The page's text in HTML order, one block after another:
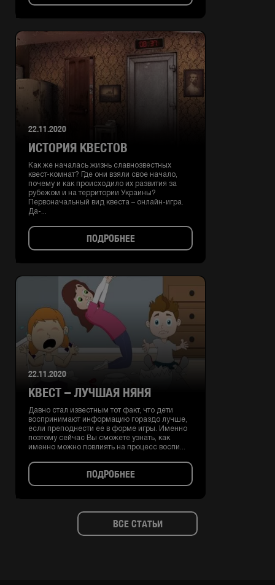
ИСТОРИЯ КВЕСТОВ
Как же началась жизнь славнозвестных
квест-комнат? Где они взяли свое начало,
почему и как происходило их развития за
рубежом и на территории Украины?
Первоначальный вид квеста – онлайн-игра.
Да-...
22.11.2020
ПОДРОБНЕЕ
КВЕСТ – ЛУЧШАЯ НЯНЯ
Давно стал известным тот факт, что дети
воспринимают информацию гораздо лучше,
если преподнести ее в форме игры. Именно
поэтому сейчас Вы сможете узнать, как
именно можно повлиять на процесс воспи...
22.11.2020
ПОДРОБНЕЕ
ВСЕ СТАТЬИ